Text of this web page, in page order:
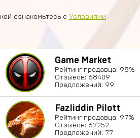
ознакомьтесь с Условиями
Game Market
Рейтинг продавца: 98%
Отзывов: 68409
Предложений: 99
Fazliddin Pilott
Рейтинг продавца: 97%
Отзывов: 67252
Предложений: 77